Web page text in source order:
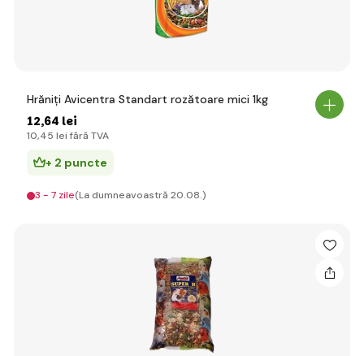
Hrăniți Avicentra Standart rozătoare mici 1kg
12,64 lei
10,45 lei fără TVA
+ 2 puncte
3 - 7 zile(La dumneavoastră 20.08.)